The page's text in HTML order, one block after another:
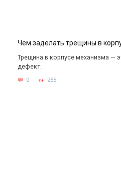
Чем заделать трещины в
Трещина в корпусе механизма —
дефект.
0 265